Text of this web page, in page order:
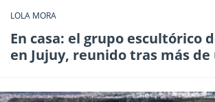
LOLA MORA
En casa: el grupo escultórico
en Jujuy, reunido tras más de